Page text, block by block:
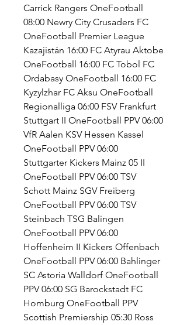
Carrick Rangers OneFootball
08:00 Newry City Crusaders FC
OneFootball Premier League
Kazajistán 16:00 FC Atyrau Aktobe
OneFootball 16:00 FC Tobol FC
Ordabasy OneFootball 16:00 FC
Kyzylzhar FC Aksu OneFootball
Regionalliga 06:00 FSV Frankfurt
Stuttgart II OneFootball PPV 06:00
VfR Aalen KSV Hessen Kassel
OneFootball PPV 06:00
Stuttgarter Kickers Mainz 05 II
OneFootball PPV 06:00 TSV
Schott Mainz SGV Freiberg
OneFootball PPV 06:00 TSV
Steinbach TSG Balingen
OneFootball PPV 06:00
Hoffenheim II Kickers Offenbach
OneFootball PPV 06:00 Bahlinger
SC Astoria Walldorf OneFootball
PPV 06:00 SG Barockstadt FC
Homburg OneFootball PPV
Scottish Premiership 05:30 Ross